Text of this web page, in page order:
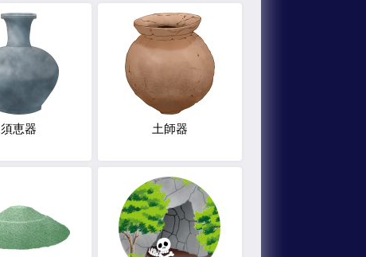
須恵器 土師器